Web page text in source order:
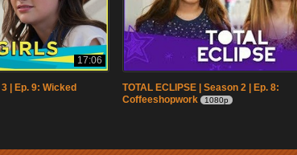
17:06
| Ep. 9: Wicked
TOTAL ECLIPSE | Season 2 | Ep. 8:
Coffeeshopwork
1080p